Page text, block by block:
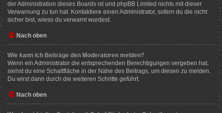
der Administration dieses Boards ist und phpBB Limited nichts mit dieser
Verwarnung zu tun hat. Kontaktiere einen Administrator, sofern du die nicht
sicher bist, wieso du verwarnt wurdest.
Nach oben
Wie kann ich Beiträge den Moderatoren melden?
Wenn ein Administrator die entsprechenden Berechtigungen vergeben hat,
siehst du eine Schaltfläche in der Nähe des Beitrags, um diesen zu melden.
Du wirst dann durch die weiteren Schritte geführt.
Nach oben